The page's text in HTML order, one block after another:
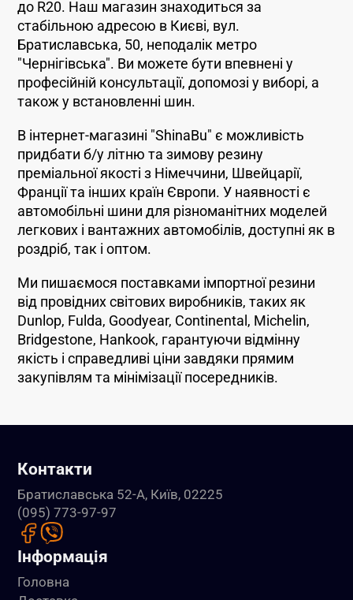
до R20. Наш магазин знаходиться за
стабільною адресою в Києві, вул.
Братиславська, 50, неподалік метро
"Чернігівська". Ви можете бути впевнені у
професійній консультації, допомозі у виборі, а
також у встановленні шин.
В інтернет-магазині "ShinaBu" є можливість
придбати б/у літню та зимову резину
преміальної якості з Німеччини, Швейцарії,
Франції та інших країн Європи. У наявності є
автомобільні шини для різноманітних моделей
легкових і вантажних автомобілів, доступні як в
роздріб, так і оптом.
Ми пишаємося поставками імпортної резини
від провідних світових виробників, таких як
Dunlop, Fulda, Goodyear, Continental, Michelin,
Bridgestone, Hankook, гарантуючи відмінну
якість і справедливі ціни завдяки прямим
закупівлям та мінімізації посередників.
Контакти
Братиславська 52-А, Київ, 02225
(095) 773-97-97
Інформація
Головна